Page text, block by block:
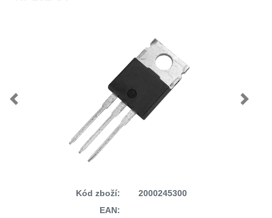
Previous Next
Kód zboží:
2000245300
EAN: